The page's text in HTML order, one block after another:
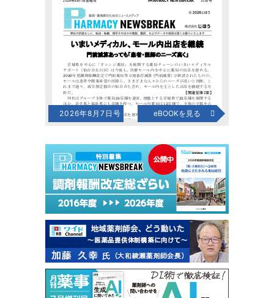
2026年8月7日号 eBOOKを見る